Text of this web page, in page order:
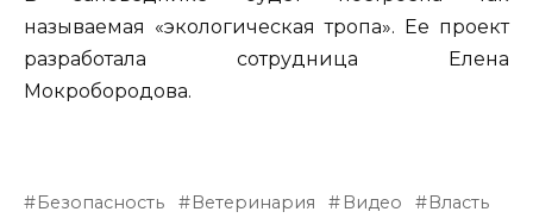
называемая «экологическая тропа». Ее проект
разработала сотрудница Елена
Мокробородова.
Безопасность Ветеринария Видео
Власть